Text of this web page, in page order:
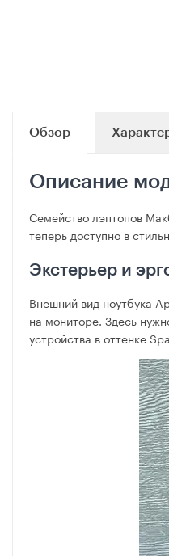
Обзор
Описание
Семейство лэптопов
теперь доступно в
Экстерьер и
Внешний вид ноутбука
на мониторе. Здесь
устройства в оттенке